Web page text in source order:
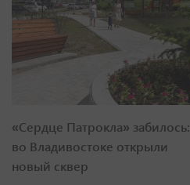
«Сердце Патрокла» забилось:
во Владивостоке открыли
новый сквер